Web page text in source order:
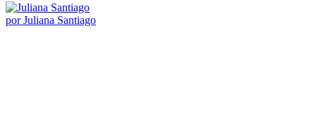
por Juliana Santiago